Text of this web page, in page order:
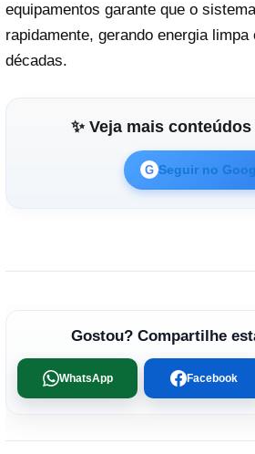
equipamentos garante que o
rapidamente, gerando energia limpa
décadas.
✨ Veja mais
G Seguir no
Gostou? Compartilhe
WhatsApp Facebook